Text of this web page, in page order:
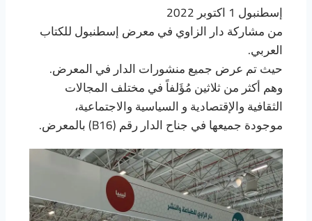
إسطنبول 1 اكتوبر 2022
من مشاركة دار الزاوي في معرض إسطنبول للكتاب
العربي.
حيث تم عرض جميع منشورات الدار في المعرض.
وهم أكثر من ثلاثين مُؤَلفاً في مختلف المجالات
الثقافية والإقتصادية و السياسية والاجتماعية،
موجودة جميعها في جناح الدار رقم (B16) بالمعرض.